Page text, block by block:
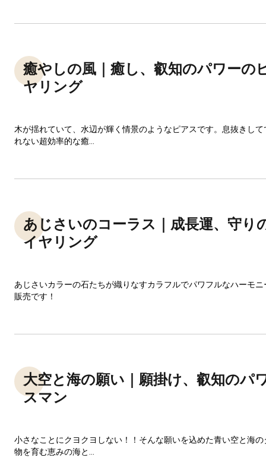
癒やしの風｜癒し、叡知のパワーの
ヤリング
木が揺れていて、水辺が輝く情景のようなピアスです。息抜きし
れない超効率的な癒...
あじさいのコーラス｜成長運、守り
イヤリング
あじさいカラーの石たちが織りなすカラフルでパワフルなハーモ
販売です！
大空と海の願い｜願掛け、叡知のパ
スマン
小さなことにクヨクヨしない！！そんな願いを込めた青い空と海
物を育む恵みの海と...